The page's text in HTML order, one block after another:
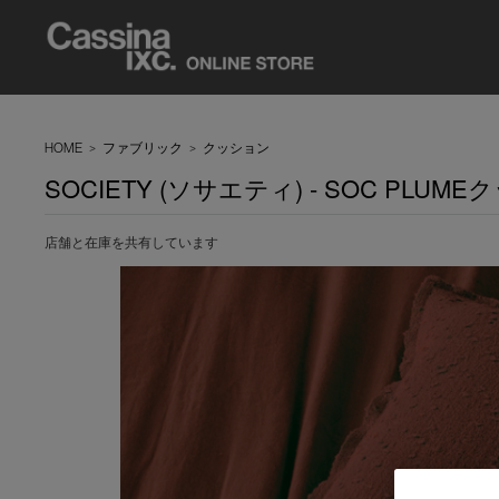
HOME > ファブリック > クッション
SOCIETY (ソサエティ) - SOC PLUME
店舗と在庫を共有しています